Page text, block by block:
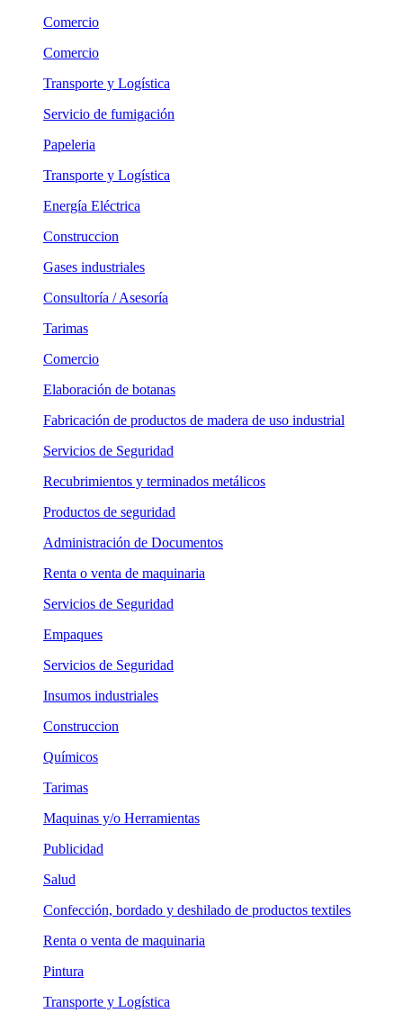
Comercio
Comercio
Transporte y Logística
Servicio de fumigación
Papeleria
Transporte y Logística
Energía Eléctrica
Construccion
Gases industriales
Consultoría / Asesoría
Tarimas
Comercio
Elaboración de botanas
Fabricación de productos de madera de uso industrial
Servicios de Seguridad
Recubrimientos y terminados metálicos
Productos de seguridad
Administración de Documentos
Renta o venta de maquinaria
Servicios de Seguridad
Empaques
Servicios de Seguridad
Insumos industriales
Construccion
Químicos
Tarimas
Maquinas y/o Herramientas
Publicidad
Salud
Confección, bordado y deshilado de productos textiles
Renta o venta de maquinaria
Pintura
Transporte y Logística